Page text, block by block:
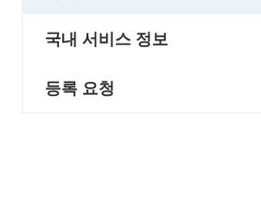
국내 서비스 정보
등록 요청